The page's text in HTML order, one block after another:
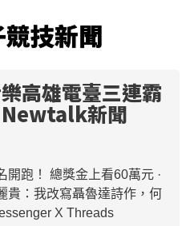
技新聞
高雄電臺三連霸
Newtalk新聞
開跑！ 總獎金上看60萬元 ·
貴：我改寫聶魯達詩作，何
X Threads